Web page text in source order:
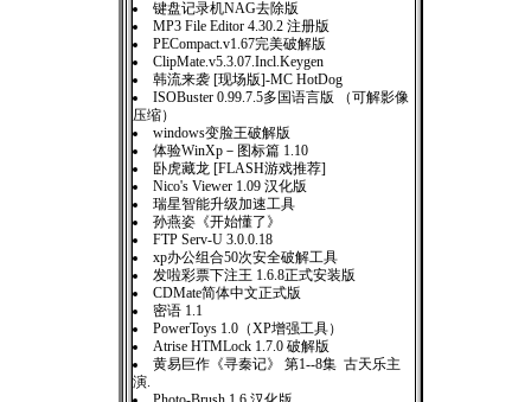
键盘记录机NAG去除版
MP3 File Editor 4.30.2 注册版
PECompact.v1.67完美破解版
ClipMate.v5.3.07.Incl.Keygen
韩流来袭 [现场版]-MC HotDog
ISOBuster 0.99.7.5多国语言版 （可解影像
压缩）
windows变脸王破解版
体验WinXp－图标篇 1.10
卧虎藏龙 [FLASH游戏推荐]
Nico's Viewer 1.09 汉化版
瑞星智能升级加速工具
孙燕姿《开始懂了》
FTP Serv-U 3.0.0.18
xp办公组合50次安全破解工具
发啦彩票下注王 1.6.8正式安装版
CDMate简体中文正式版
密语 1.1
PowerToys 1.0（XP增强工具）
Atrise HTMLock 1.7.0 破解版
黄易巨作《寻秦记》 第1--8集 古天乐主
演.